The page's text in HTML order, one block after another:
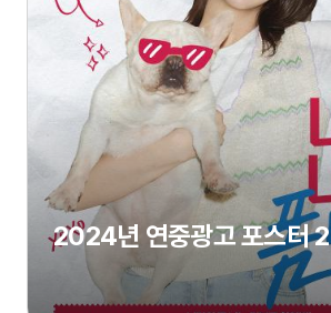
2024년 연중광고 포스터 2